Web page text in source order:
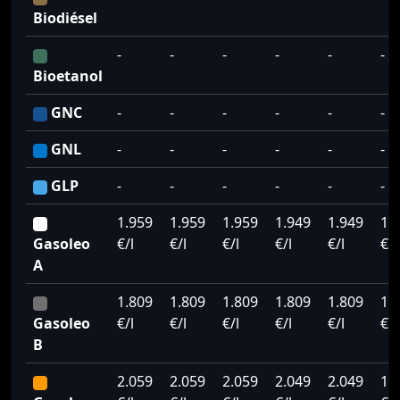
Biodiésel
Bioetanol
- - - - - -
GNC - - - - -
-
GNL
- - - - -
-
GLP
- - - - - -
Gasoleo
A
1.959
€/l
1.959
€/l
1.959
€/l
1.949
€/l
1.949
€/l
€/l
Gasoleo
B
1.809
€/l
1.809
€/l
1.809
€/l
1.809
€/l
1.809
€/l
€/l
2.059
2.059
2.059
2.049
2.049